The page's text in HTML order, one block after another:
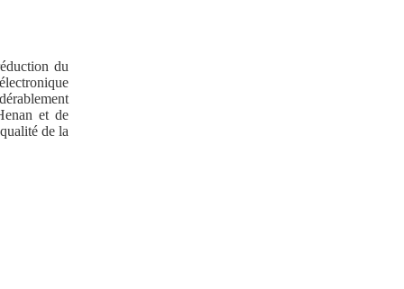
du
et de
de la